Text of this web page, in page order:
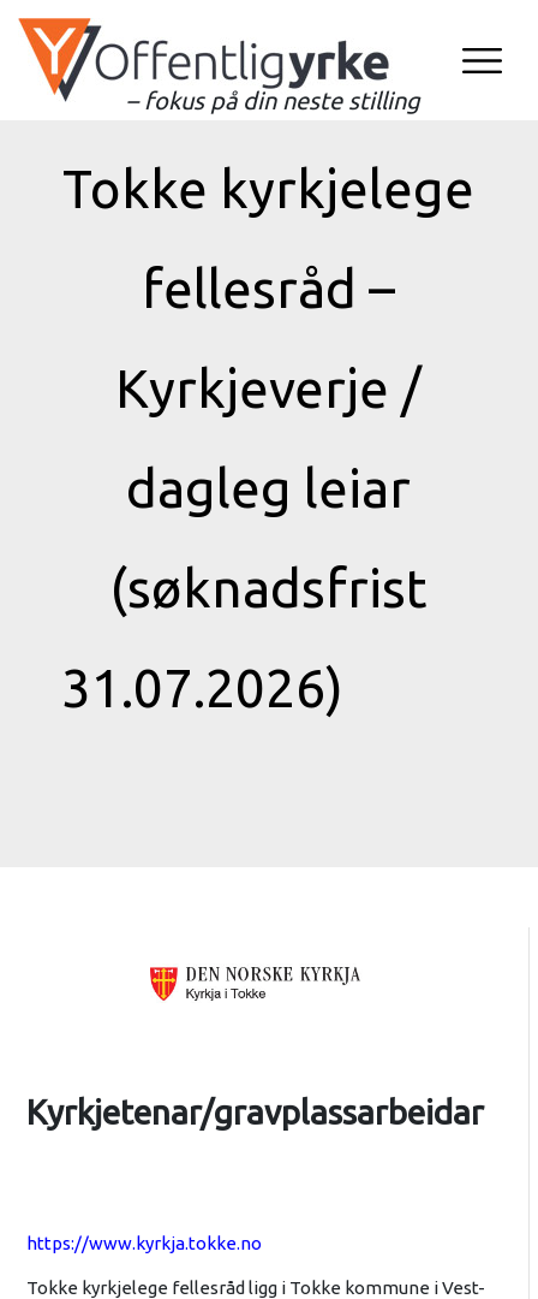
– fokus på din neste stilling
Tokke kyrkjelege
fellesråd –
Kyrkjeverje /
dagleg leiar
(søknadsfrist
31.07.2026)
Kyrkjetenar/gravplassarbeidar
https://www.kyrkja.tokke.no
Tokke kyrkjelege fellesråd ligg i Tokke kommune i Vest-